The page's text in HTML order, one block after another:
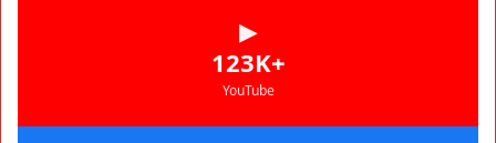
▶
+123K
YouTube